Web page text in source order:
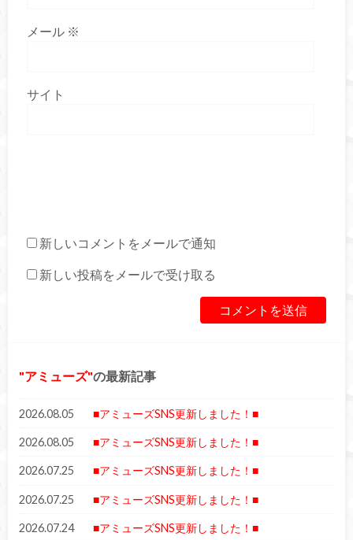
メール ※
サイト
新しいコメントをメールで通知
新しい投稿をメールで受け取る
アミューズ の最新記事
2026.08.05 ■アミューズSNS更新しました！■
2026.08.05 ■アミューズSNS更新しました！■
2026.07.25 ■アミューズSNS更新しました！■
2026.07.25 ■アミューズSNS更新しました！■
2026.07.24 ■アミューズSNS更新しました！■